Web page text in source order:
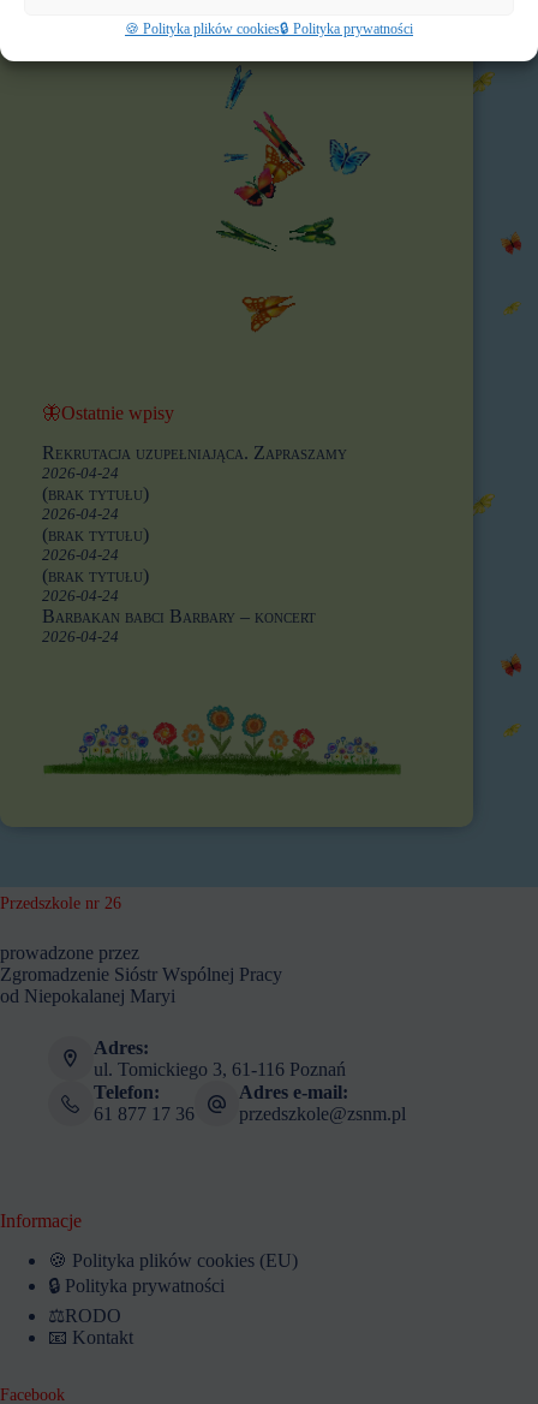
🍪 Polityka plików cookies🔒 Polityka prywatności
🦋Ostatnie wpisy
Rekrutacja uzupełniająca. Zapraszamy
2026-04-24
(brak tytułu)
2026-04-24
(brak tytułu)
2026-04-24
(brak tytułu)
2026-04-24
Barbakan babci Barbary – koncert
2026-04-24
Przedszkole nr 26
prowadzone przez
Zgromadzenie Sióstr Wspólnej Pracy
od Niepokalanej Maryi
Adres:
ul. Tomickiego 3, 61-116 Poznań
Telefon:
61 877 17 36
Adres e-mail:
przedszkole@zsnm.pl
Informacje
🍪 Polityka plików cookies (EU)
🔒 Polityka prywatności
⚖️RODO
📧 Kontakt
Facebook